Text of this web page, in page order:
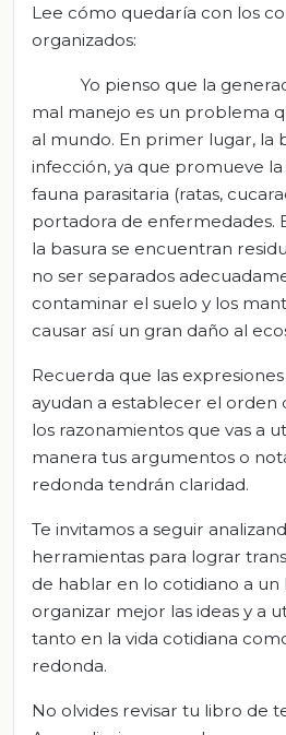
Lee cómo quedaría con los
organizados:
Yo pienso que la
mal manejo es un problema
al mundo. En primer lugar, la
infección, ya que promueve
fauna parasitaria (ratas,
portadora de enfermedades.
la basura se encuentran
no ser separados
contaminar el suelo y los
causar así un gran daño al
Recuerda que las
ayudan a establecer el orden
los razonamientos que vas a
manera tus argumentos o
redonda tendrán claridad.
Te invitamos a seguir
herramientas para lograr
de hablar en lo cotidiano a un
organizar mejor las ideas y a
tanto en la vida cotidiana
redonda.
No olvides revisar tu libro de